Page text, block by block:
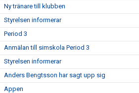
Ny tränare till klubben
Styrelsen informerar
Period 3
Anmälan till simskola Period 3
Styrelsen informerar
Anders Bengtsson har sagt upp sig
Appen